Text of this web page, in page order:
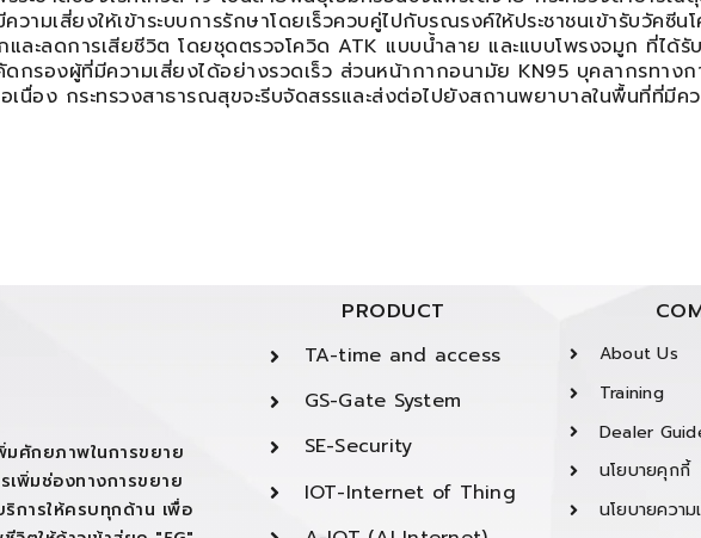
ามเสี่ยงให้เข้าระบบการรักษาโดยเร็วควบคู่ไปกับรณรงค์ให้ประชาชนเข้ารับวัคซีน
ละลดการเสียชีวิต โดยชุดตรวจโควิด ATK แบบน้ำลาย และแบบโพรงจมูก ที่ได้รั
ดกรองผู้ที่มีความเสี่ยงได้อย่างรวดเร็ว ส่วนหน้ากากอนามัย KN95 บุคลากรทาง
เนื่อง กระทรวงสาธารณสุขจะรีบจัดสรรและส่งต่อไปยังสถานพยาบาลในพื้นที่ที่มีคว
มศักยภาพในการขยาย
เพิ่มช่องทางการขยาย
การให้ครบทุกด้าน เพื่อ
PRODUCT
TA-time and access
GS-Gate System
SE-Security
IOT-Internet of Thing
About Us
Training
Dealer
นโยบายคุกกี้
นโยบายควา